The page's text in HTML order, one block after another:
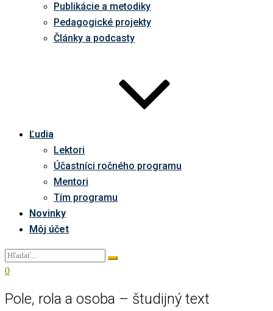
Publikácie a metodiky
Pedagogické projekty
Články a podcasty
Ľudia
Lektori
Účastníci ročného programu
Mentori
Tím programu
Novinky
Môj účet
0
Pole, rola a osoba – študijný text